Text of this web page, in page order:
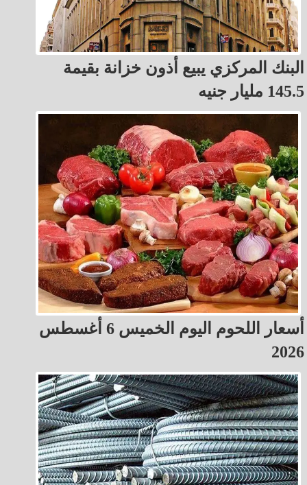
البنك المركزي يبيع أذون خزانة بقيمة
145.5 مليار جنيه
أسعار اللحوم اليوم الخميس 6 أغسطس
2026